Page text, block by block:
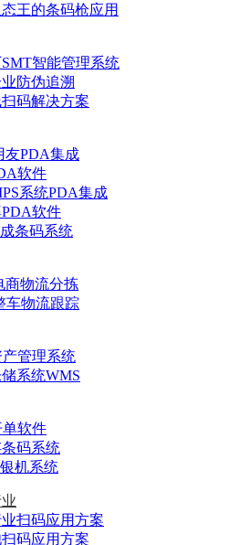
王的条码枪应用
智能管理系统
防伪追溯
码解决方案
友PDA集成
软件
系统PDA集成
软件
条码系统
商物流分拣
车物流跟踪
管理系统
系统WMS
软件
码系统
机系统
扫码应用方案
码应用方案